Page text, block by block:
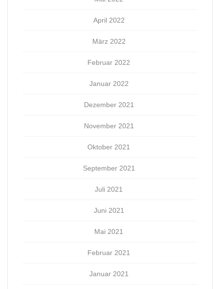
April 2022
März 2022
Februar 2022
Januar 2022
Dezember 2021
November 2021
Oktober 2021
September 2021
Juli 2021
Juni 2021
Mai 2021
Februar 2021
Januar 2021